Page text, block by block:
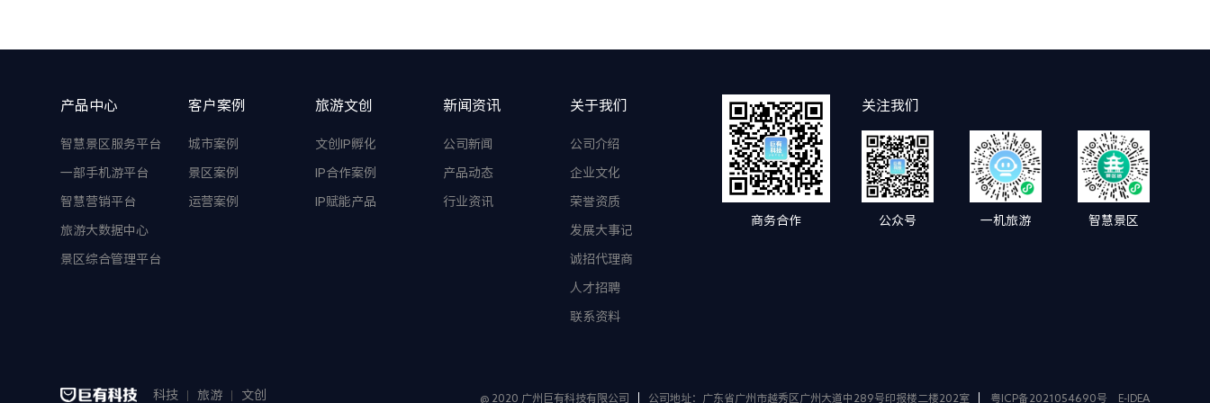
产品中心
智慧景区服务平台
一部手机游平台
智慧营销平台
旅游大数据中心
景区综合管理平台
客户案例
城市案例
景区案例
运营案例
旅游文创
文创IP孵化
IP合作案例
IP赋能产品
新闻资讯
公司新闻
产品动态
行业资讯
关于我们
公司介绍
企业文化
荣誉资质
发展大事记
诚招代理商
人才招聘
联系资料
商务合作
关注我们
公众号 一机旅游 智慧景区
科技 旅游 文创 @ 2020 广州巨有科技有限公司 公司地址：广东省广州市越秀区广州大道中289号印报楼二楼202室 粤ICP备2021054690号 E-IDEA